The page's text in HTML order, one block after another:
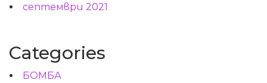
септември 2021
Categories
БОМБА